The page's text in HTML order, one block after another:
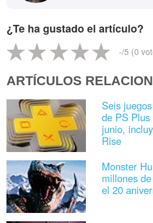
¿Te ha gustado el artículo?
-/5 (0
ARTÍCULOS
Seis
de PS
junio,
Rise
Monster
millones
el 20